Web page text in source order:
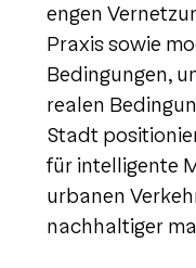
engen
Praxis sowie
Bedingungen,
realen
Stadt
für intelligente
urbanen
nachhaltiger